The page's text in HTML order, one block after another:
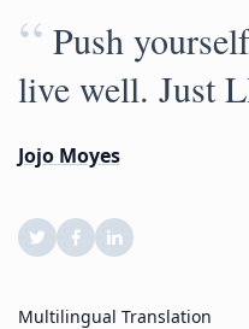
“ Push
live well. Just
Jojo Moyes
Multilingual Translation